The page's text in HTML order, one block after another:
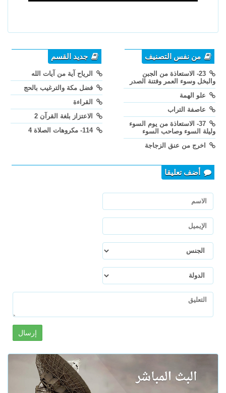
من نفس التصنيف
23- الاستعاذة من الجبن
والبخل وسوء العمر وفتنة الصدر
علو الهمة
عاصفة التراب
37- الاستعاذة من يوم السوء
وليلة السوء وصاحب السوء
اخرج من عنق الزجاجة
جديد القسم
الرياح آية من آيات الله
فضل مكة والترغيب بالحج
القراءة
الاعتزاز بلغة القرآن 2
114- مكروهات الصلاة 4
أضف تعليقا
إرسال